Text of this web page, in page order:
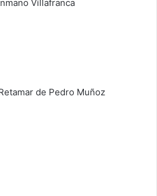
Villafranca
de Pedro Muñoz